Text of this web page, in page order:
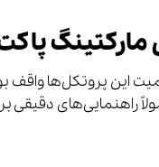
این پروتکل‌ها واقف